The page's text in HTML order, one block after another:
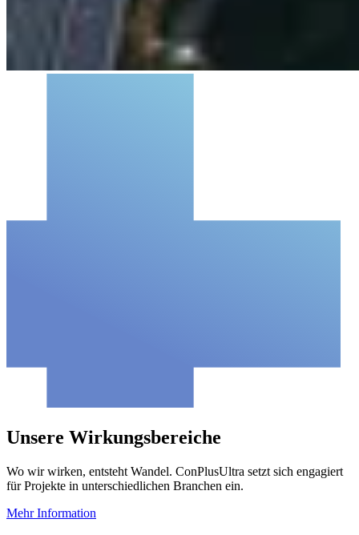
Unsere Wirkungsbereiche
Wo wir wirken, entsteht Wandel. ConPlusUltra setzt sich engagiert
für Projekte in unterschiedlichen Branchen ein.
Mehr Information